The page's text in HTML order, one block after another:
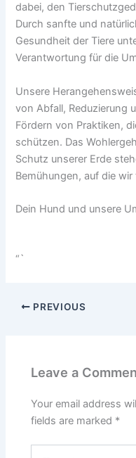
dabei, den
Durch sanfte und
Gesundheit der Tiere
Verantwortung für die
Unsere
von Abfall, Reduzierung
Fördern von Praktiken,
schützen. Das
Schutz unserer Erde
Bemühungen, auf die
Dein Hund und unsere
“`
PREVIOUS
Leave a
Your email address
fields are marked *